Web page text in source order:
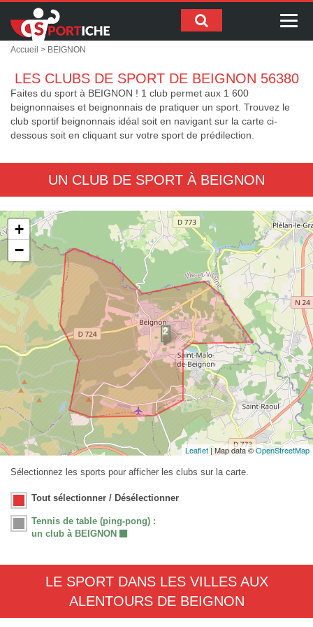
Accueil > BEIGNON
LES CLUBS DE SPORT DE BEIGNON 56380
Faites du sport à BEIGNON ! 1 club permet aux 1 600
beignonnaises et beignonnais de pratiquer un sport. Trouvez le
club sportif beignonnais idéal soit en navigant sur la carte ci-
dessous soit en cliquant sur votre sport de prédilection.
UN CLUB DE SPORT À BEIGNON
+
−
Leaflet | Map data ©OpenStreetMap
Sélectionnez les sports pour afficher les clubs sur la carte.
Tout sélectionner / Désélectionner
Tennis de table (ping-pong) :
un club à BEIGNON
LE SPORT DANS LES VILLES AUX
ALENTOURS DE BEIGNON